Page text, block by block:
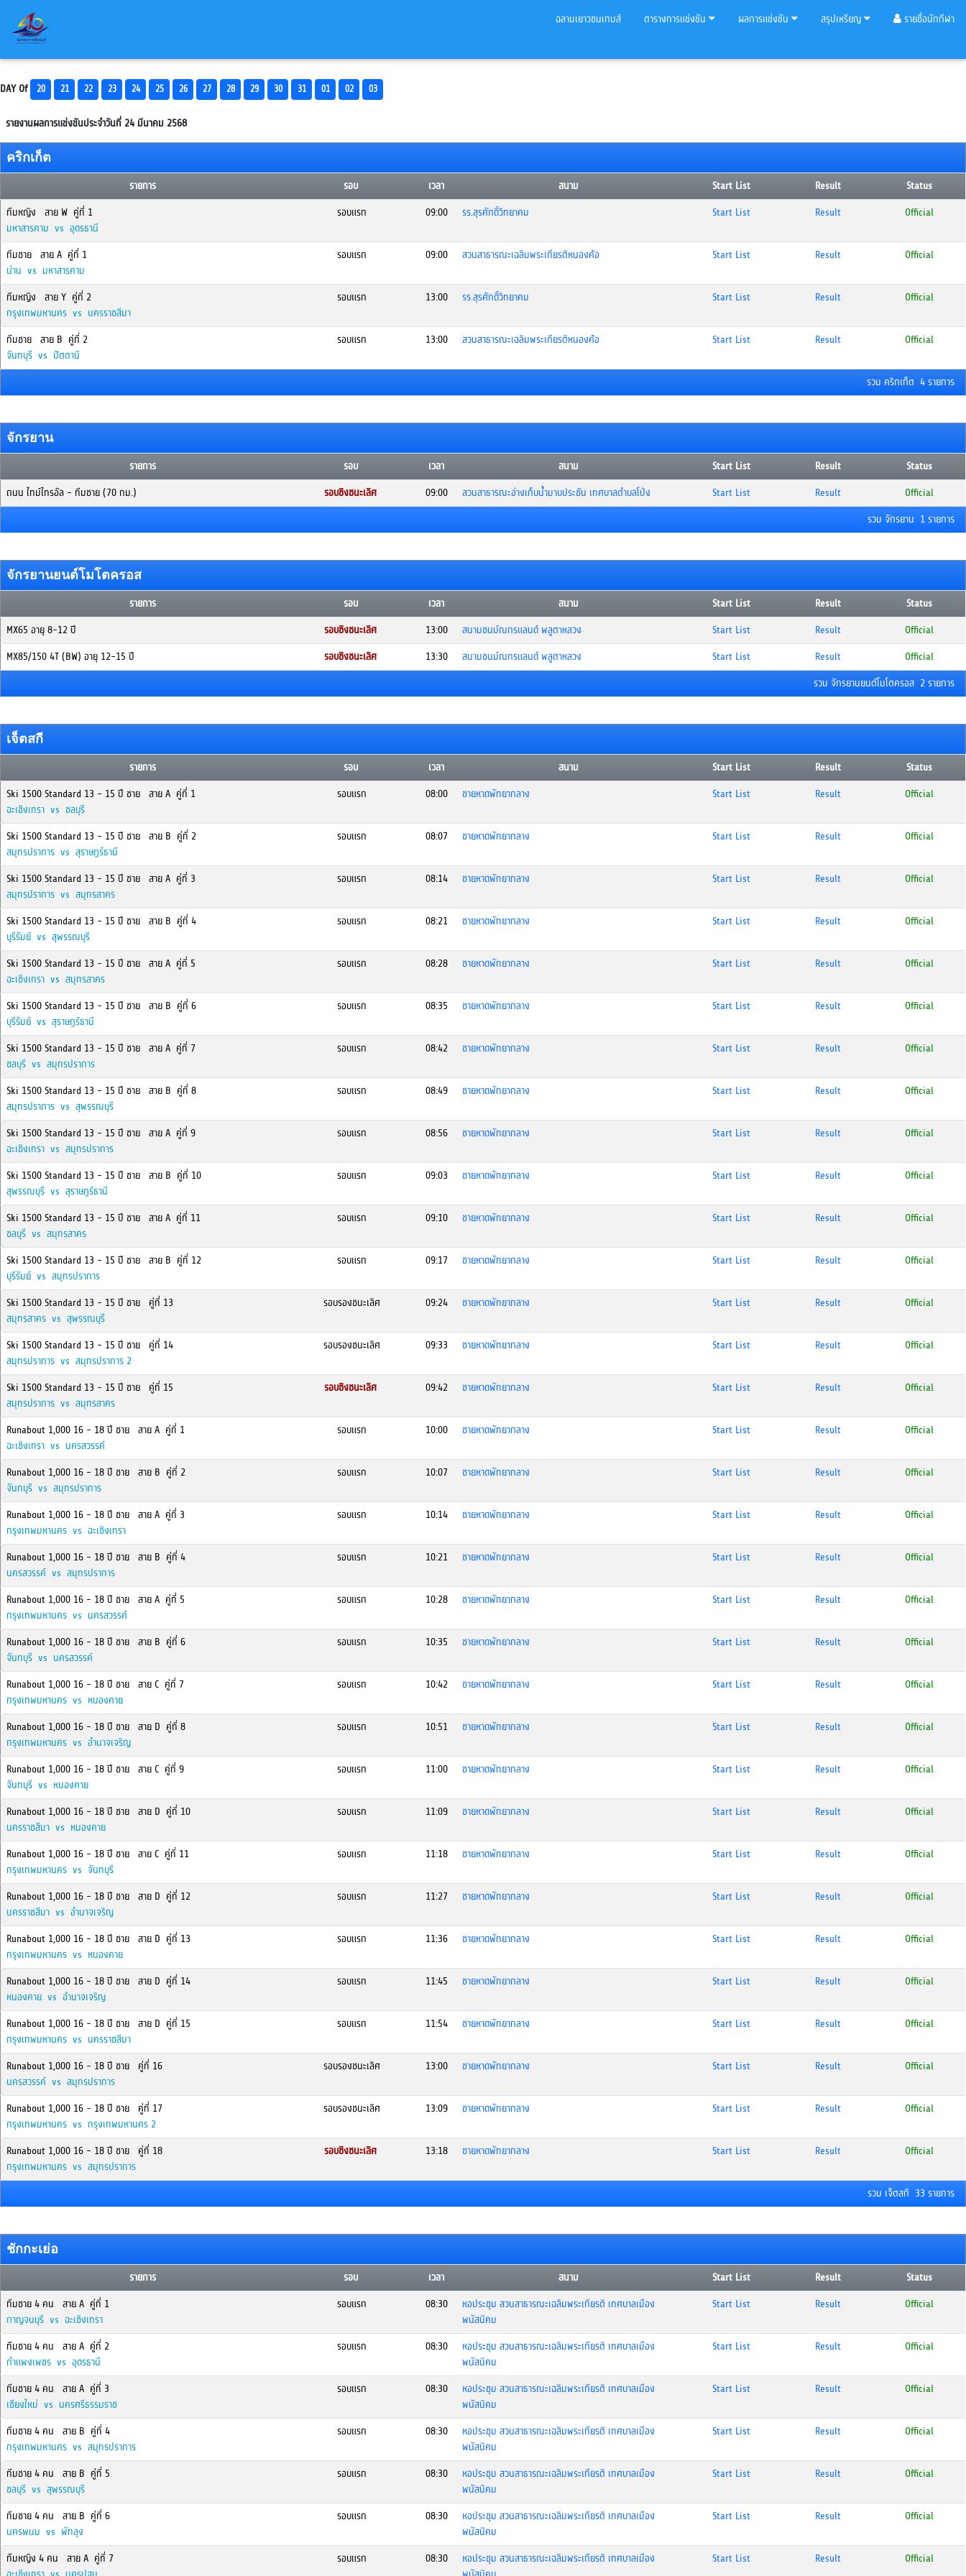
ฉลามเยาวชนเกมส์ ตารางการแข่งขัน ผลการแข่งขัน สรุปเหรียญ รายชื่อนักกีฬา
DAY Of 20 21 22 23 24 25 26 27 28 29 30 31 01 02 03
รายงานผลการแข่งขันประจำวันที่ 24 มีนาคม 2568
คริกเก็ต
รายการ รอบ เวลา สนาม Start List Result
Status
ทีมหญิง สาย W คู่ที่ 1
มหาสารคาม vs อุดรธานี
รอบแรก 09:00 รร.สุรศักดิ์วิทยาคม Start List Result Official
ทีมชาย สาย A คู่ที่ 1
น่าน vs มหาสารคาม
รอบแรก 09:00 สวนสาธารณะเฉลิมพระเกียรติหนองค้อ Start List Result Official
ทีมหญิง สาย Y คู่ที่ 2
กรุงเทพมหานคร vs นครราชสีมา
รอบแรก 13:00 รร.สุรศักดิ์วิทยาคม Start List Result Official
ทีมชาย สาย B คู่ที่ 2
จันทบุรี vs ปัตตานี
รอบแรก 13:00 สวนสาธารณะเฉลิมพระเกียรติหนองค้อ Start List Result Official
รวม คริกเก็ต 4 รายการ
จักรยาน
รายการ รอบ เวลา สนาม Start List Result
Status
ถนน ไทม์ไทรอัล - ทีมชาย (70 กม.)
รอบชิงชนะเลิศ 09:00 สวนสาธารณะอ่างเก็บน้ำมาบประชัน เทศบาลตำบลโป่ง Start List Result
Official
รวม จักรยาน 1 รายการ
จักรยานยนต์โมโตครอส
รายการ รอบ เวลา สนาม Start List Result
Status
MX65 อายุ 8-12 ปี
รอบชิงชนะเลิศ 13:00 สนามชนม์ณกรแลนด์ พลูตาหลวง Start List Result
Official
MX85/150 4T (BW) อายุ 12-15 ปี
รอบชิงชนะเลิศ 13:30 สนามชนม์ณกรแลนด์ พลูตาหลวง Start List Result
Official
รวม จักรยานยนต์โมโตครอส 2 รายการ
เจ็ตสกี
รายการ รอบ เวลา สนาม Start List Result
Status
Ski 1500 Standard 13 - 15 ปี ชาย สาย A คู่ที่ 1
ฉะเชิงเทรา vs ชลบุรี
รอบแรก 08:00 ชายหาดพัทยากลาง Start List Result Official
Ski 1500 Standard 13 - 15 ปี ชาย สาย B คู่ที่ 2
สมุทรปราการ vs สุราษฎร์ธานี
รอบแรก 08:07 ชายหาดพัทยากลาง Start List Result Official
Ski 1500 Standard 13 - 15 ปี ชาย สาย A คู่ที่ 3
สมุทรปราการ vs สมุทรสาคร
รอบแรก 08:14 ชายหาดพัทยากลาง Start List Result Official
Ski 1500 Standard 13 - 15 ปี ชาย สาย B คู่ที่ 4
บุรีรัมย์ vs สุพรรณบุรี
รอบแรก 08:21 ชายหาดพัทยากลาง Start List Result Official
Ski 1500 Standard 13 - 15 ปี ชาย สาย A คู่ที่ 5
ฉะเชิงเทรา vs สมุทรสาคร
รอบแรก 08:28 ชายหาดพัทยากลาง Start List Result Official
Ski 1500 Standard 13 - 15 ปี ชาย สาย B คู่ที่ 6
บุรีรัมย์ vs สุราษฎร์ธานี
รอบแรก 08:35 ชายหาดพัทยากลาง Start List Result Official
Ski 1500 Standard 13 - 15 ปี ชาย สาย A คู่ที่ 7
ชลบุรี vs สมุทรปราการ
รอบแรก 08:42 ชายหาดพัทยากลาง Start List Result Official
Ski 1500 Standard 13 - 15 ปี ชาย สาย B คู่ที่ 8
สมุทรปราการ vs สุพรรณบุรี
รอบแรก 08:49 ชายหาดพัทยากลาง Start List Result Official
Ski 1500 Standard 13 - 15 ปี ชาย สาย A คู่ที่ 9
ฉะเชิงเทรา vs สมุทรปราการ
รอบแรก 08:56 ชายหาดพัทยากลาง Start List Result Official
Ski 1500 Standard 13 - 15 ปี ชาย สาย B คู่ที่ 10
สุพรรณบุรี vs สุราษฎร์ธานี
รอบแรก 09:03 ชายหาดพัทยากลาง Start List Result Official
Ski 1500 Standard 13 - 15 ปี ชาย สาย A คู่ที่ 11
ชลบุรี vs สมุทรสาคร
รอบแรก 09:10 ชายหาดพัทยากลาง Start List Result Official
Ski 1500 Standard 13 - 15 ปี ชาย สาย B คู่ที่ 12
บุรีรัมย์ vs สมุทรปราการ
รอบแรก 09:17 ชายหาดพัทยากลาง Start List Result Official
Ski 1500 Standard 13 - 15 ปี ชาย คู่ที่ 13
สมุทรสาคร vs สุพรรณบุรี
รอบรองชนะเลิศ 09:24 ชายหาดพัทยากลาง Start List Result Official
Ski 1500 Standard 13 - 15 ปี ชาย คู่ที่ 14
สมุทรปราการ vs สมุทรปราการ 2
รอบรองชนะเลิศ 09:33 ชายหาดพัทยากลาง Start List Result Official
Ski 1500 Standard 13 - 15 ปี ชาย คู่ที่ 15
สมุทรปราการ vs สมุทรสาคร
รอบชิงชนะเลิศ 09:42 ชายหาดพัทยากลาง Start List Result Official
Runabout 1,000 16 - 18 ปี ชาย สาย A คู่ที่ 1
ฉะเชิงเทรา vs นครสวรรค์
รอบแรก 10:00 ชายหาดพัทยากลาง Start List Result Official
Runabout 1,000 16 - 18 ปี ชาย สาย B คู่ที่ 2
จันทบุรี vs สมุทรปราการ
รอบแรก 10:07 ชายหาดพัทยากลาง Start List Result Official
Runabout 1,000 16 - 18 ปี ชาย สาย A คู่ที่ 3
กรุงเทพมหานคร vs ฉะเชิงเทรา
รอบแรก 10:14 ชายหาดพัทยากลาง Start List Result Official
Runabout 1,000 16 - 18 ปี ชาย สาย B คู่ที่ 4
นครสวรรค์ vs สมุทรปราการ
รอบแรก 10:21 ชายหาดพัทยากลาง Start List Result Official
Runabout 1,000 16 - 18 ปี ชาย สาย A คู่ที่ 5
กรุงเทพมหานคร vs นครสวรรค์
รอบแรก 10:28 ชายหาดพัทยากลาง Start List Result Official
Runabout 1,000 16 - 18 ปี ชาย สาย B คู่ที่ 6
จันทบุรี vs นครสวรรค์
รอบแรก 10:35 ชายหาดพัทยากลาง Start List Result Official
Runabout 1,000 16 - 18 ปี ชาย สาย C คู่ที่ 7
กรุงเทพมหานคร vs หนองคาย
รอบแรก 10:42 ชายหาดพัทยากลาง Start List Result Official
Runabout 1,000 16 - 18 ปี ชาย สาย D คู่ที่ 8
กรุงเทพมหานคร vs อำนาจเจริญ
รอบแรก 10:51 ชายหาดพัทยากลาง Start List Result Official
Runabout 1,000 16 - 18 ปี ชาย สาย C คู่ที่ 9
จันทบุรี vs หนองคาย
รอบแรก 11:00 ชายหาดพัทยากลาง Start List Result Official
Runabout 1,000 16 - 18 ปี ชาย สาย D คู่ที่ 10
นครราชสีมา vs หนองคาย
รอบแรก 11:09 ชายหาดพัทยากลาง Start List Result Official
Runabout 1,000 16 - 18 ปี ชาย สาย C คู่ที่ 11
กรุงเทพมหานคร vs จันทบุรี
รอบแรก 11:18 ชายหาดพัทยากลาง Start List Result Official
Runabout 1,000 16 - 18 ปี ชาย สาย D คู่ที่ 12
นครราชสีมา vs อำนาจเจริญ
รอบแรก 11:27 ชายหาดพัทยากลาง Start List Result Official
Runabout 1,000 16 - 18 ปี ชาย สาย D คู่ที่ 13
กรุงเทพมหานคร vs หนองคาย
รอบแรก 11:36 ชายหาดพัทยากลาง Start List Result Official
Runabout 1,000 16 - 18 ปี ชาย สาย D คู่ที่ 14
หนองคาย vs อำนาจเจริญ
รอบแรก 11:45 ชายหาดพัทยากลาง Start List Result Official
Runabout 1,000 16 - 18 ปี ชาย สาย D คู่ที่ 15
กรุงเทพมหานคร vs นครราชสีมา
รอบแรก 11:54 ชายหาดพัทยากลาง Start List Result Official
Runabout 1,000 16 - 18 ปี ชาย คู่ที่ 16
นครสวรรค์ vs สมุทรปราการ
รอบรองชนะเลิศ 13:00 ชายหาดพัทยากลาง Start List Result Official
Runabout 1,000 16 - 18 ปี ชาย คู่ที่ 17
กรุงเทพมหานคร vs กรุงเทพมหานคร 2
รอบรองชนะเลิศ 13:09 ชายหาดพัทยากลาง Start List Result Official
Runabout 1,000 16 - 18 ปี ชาย คู่ที่ 18
กรุงเทพมหานคร vs สมุทรปราการ
รอบชิงชนะเลิศ 13:18 ชายหาดพัทยากลาง Start List Result Official
รวม เจ็ตสกี 33 รายการ
ชักกะเย่อ
รายการ รอบ เวลา สนาม Start List Result
Status
ทีมชาย 4 คน สาย A คู่ที่ 1
กาญจนบุรี vs ฉะเชิงเทรา
รอบแรก 08:30
หอประชุม สวนสาธารณะเฉลิมพระเกียรติ เทศบาลเมือง
พนัสนิคม
Start List Result Official
ทีมชาย 4 คน สาย A คู่ที่ 2
กำแพงเพชร vs อุดรธานี
รอบแรก 08:30
หอประชุม สวนสาธารณะเฉลิมพระเกียรติ เทศบาลเมือง
พนัสนิคม
Start List Result Official
ทีมชาย 4 คน สาย A คู่ที่ 3
เชียงใหม่ vs นครศรีธรรมราช
รอบแรก 08:30
หอประชุม สวนสาธารณะเฉลิมพระเกียรติ เทศบาลเมือง
พนัสนิคม
Start List Result Official
ทีมชาย 4 คน สาย B คู่ที่ 4
กรุงเทพมหานคร vs สมุทรปราการ
รอบแรก 08:30
หอประชุม สวนสาธารณะเฉลิมพระเกียรติ เทศบาลเมือง
พนัสนิคม
Start List Result Official
ทีมชาย 4 คน สาย B คู่ที่ 5
ชลบุรี vs สุพรรณบุรี
รอบแรก 08:30
หอประชุม สวนสาธารณะเฉลิมพระเกียรติ เทศบาลเมือง
พนัสนิคม
Start List Result Official
ทีมชาย 4 คน สาย B คู่ที่ 6
นครพนม vs พัทลุง
รอบแรก 08:30
หอประชุม สวนสาธารณะเฉลิมพระเกียรติ เทศบาลเมือง
พนัสนิคม
Start List Result Official
ทีมหญิง 4 คน สาย A คู่ที่ 7
รอบแรก 08:30
หอประชุม สวนสาธารณะเฉลิมพระเกียรติ เทศบาลเมือง
Start List Result Official